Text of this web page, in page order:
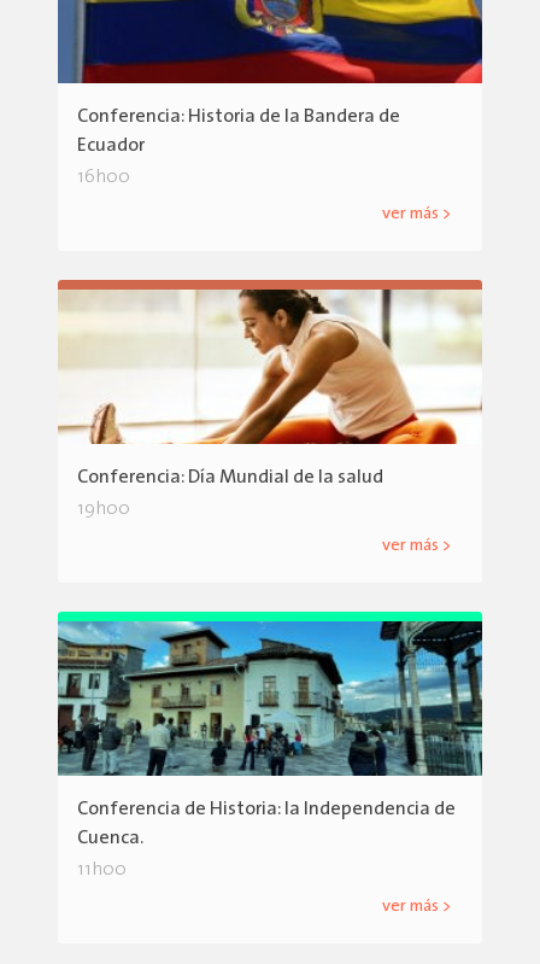
Conferencia: Historia de la Bandera de
Ecuador
16h00
ver más >
Conferencia: Día Mundial de la salud
19h00
ver más >
Conferencia de Historia: la Independencia de
Cuenca.
11h00
ver más >